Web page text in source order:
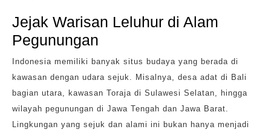
Jejak Warisan Leluhur di Alam
Pegunungan
Indonesia memiliki banyak situs budaya yang berada di
kawasan dengan udara sejuk. Misalnya, desa adat di Bali
bagian utara, kawasan Toraja di Sulawesi Selatan, hingga
wilayah pegunungan di Jawa Tengah dan Jawa Barat.
Lingkungan yang sejuk dan alami ini bukan hanya menjadi